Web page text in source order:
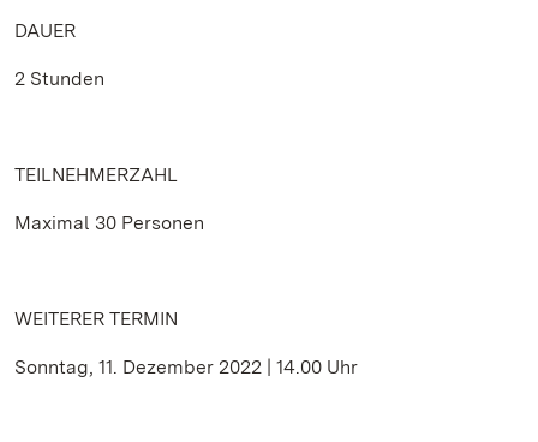
DAUER
2 Stunden
TEILNEHMERZAHL
Maximal 30 Personen
WEITERER TERMIN
Sonntag, 11. Dezember 2022 | 14.00 Uhr